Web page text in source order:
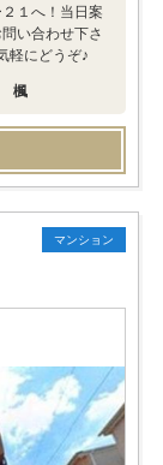
１へ！当日案
い合わせ下さ
軽にどうぞ♪
楓
マンション